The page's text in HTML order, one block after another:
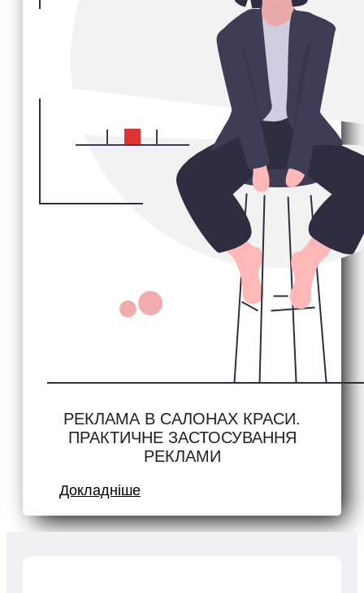
РЕКЛАМА В САЛОНАХ КРАСИ.
ПРАКТИЧНЕ ЗАСТОСУВАННЯ
РЕКЛАМИ
Докладніше